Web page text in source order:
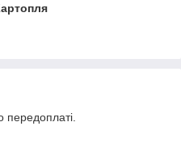
передоплаті.